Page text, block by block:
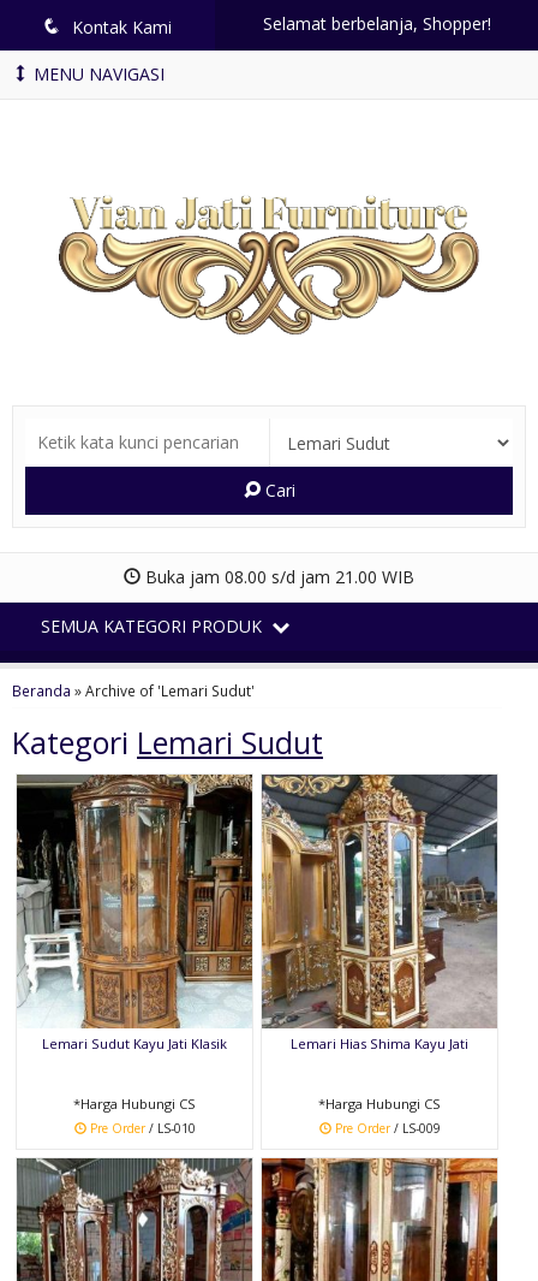
q Kontak Kami Selamat berbelanja, Shopper!
MENU NAVIGASI
Cari
Buka jam 08.00 s/d jam 21.00 WIB
SEMUA KATEGORI PRODUK
Beranda »Archive of 'Lemari Sudut'
Kategori Lemari Sudut
Lemari Sudut Kayu Jati Klasik
*Harga Hubungi CS
Pre Order/ LS-010
Lemari Hias Shima Kayu Jati
*Harga Hubungi CS
Pre Order/ LS-009